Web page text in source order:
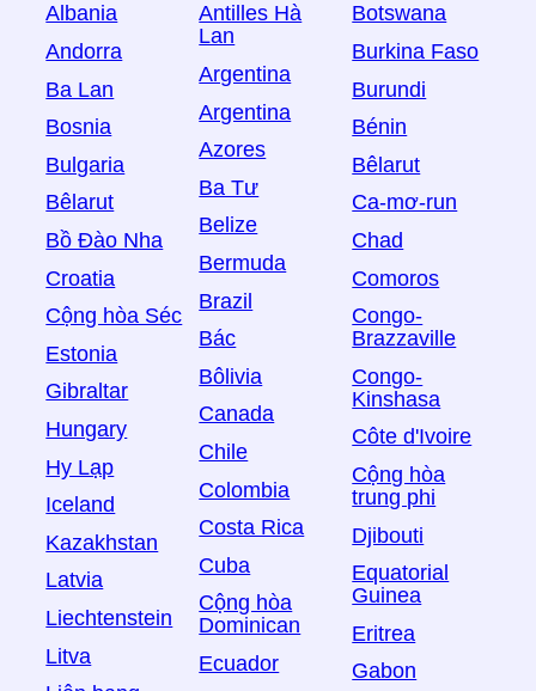
Albania
Andorra
Ba Lan
Bosnia
Bulgaria
Bêlarut
Bồ Đào Nha
Croatia
Cộng hòa Séc
Estonia
Gibraltar
Hungary
Hy Lạp
Iceland
Kazakhstan
Latvia
Liechtenstein
Litva
Antilles Hà
Lan
Argentina
Argentina
Azores
Ba Tư
Belize
Bermuda
Brazil
Bác
Bôlivia
Canada
Chile
Colombia
Costa Rica
Cuba
Cộng hòa
Dominican
Ecuador
Botswana
Burkina Faso
Burundi
Bénin
Bêlarut
Ca-mơ-run
Chad
Comoros
Congo-
Brazzaville
Congo-
Kinshasa
Côte d'Ivoire
Cộng hòa
trung phi
Djibouti
Equatorial
Guinea
Eritrea
Gabon